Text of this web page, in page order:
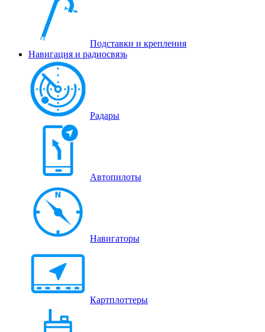
Подставки и крепления
Навигация и радиосвязь
Радары
Автопилоты
Навигаторы
Картплоттеры